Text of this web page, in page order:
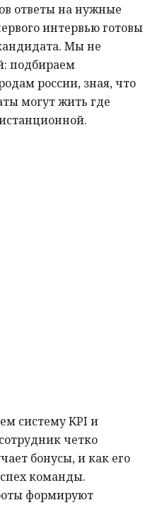
ответы на нужные
интервью готовы
Мы не
подбираем
россии, зная, что
могут жить где
систему KPI и
четко
бонусы, и как его
команды.
формируют